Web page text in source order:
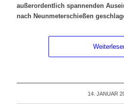
außerordentlich spannenden
nach Neunmeterschießen
14. JANUAR